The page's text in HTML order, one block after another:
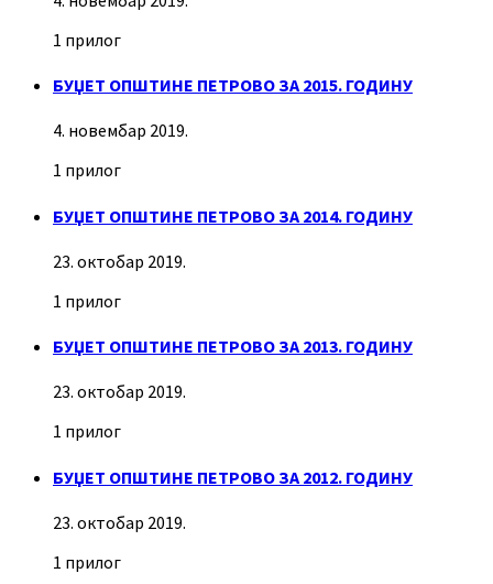
1 прилог
БУЏЕТ ОПШТИНЕ ПЕТРОВО ЗА 2015. ГОДИНУ
4. новембар 2019.
1 прилог
БУЏЕТ ОПШТИНЕ ПЕТРОВО ЗА 2014. ГОДИНУ
23. октобар 2019.
1 прилог
БУЏЕТ ОПШТИНЕ ПЕТРОВО ЗА 2013. ГОДИНУ
23. октобар 2019.
1 прилог
БУЏЕТ ОПШТИНЕ ПЕТРОВО ЗА 2012. ГОДИНУ
23. октобар 2019.
1 прилог